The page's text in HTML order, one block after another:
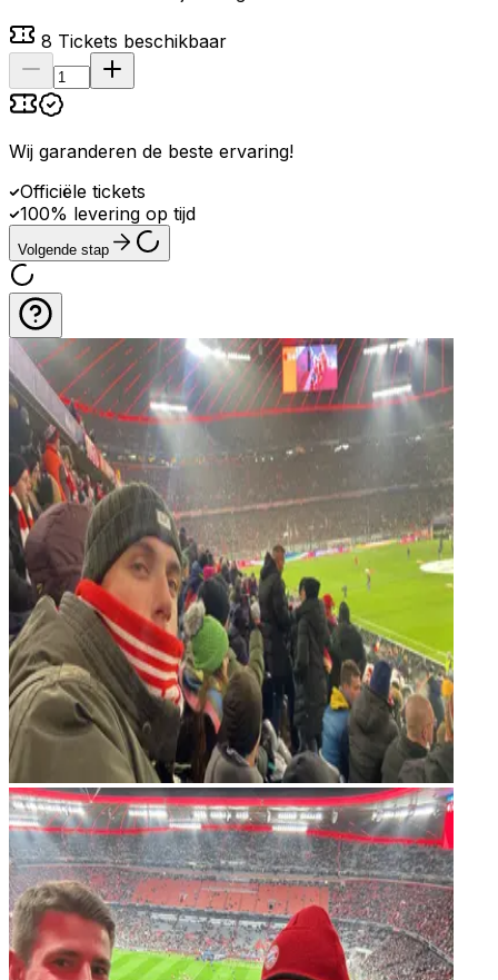
8 Tickets beschikbaar
Wij garanderen de beste ervaring!
Officiële tickets
100% levering op tijd
Volgende stap